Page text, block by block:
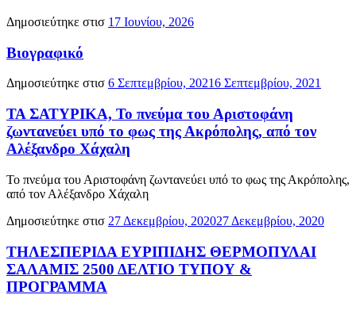
Δημοσιεύτηκε στισ 17 Ιουνίου, 2026
Βιογραφικό
Δημοσιεύτηκε στισ 6 Σεπτεμβρίου, 20216 Σεπτεμβρίου, 2021
ΤΑ ΣΑΤΥΡΙΚΑ, Το πνεύμα του Αριστοφάνη
ζωντανεύει υπό το φως της Ακρόπολης, από τον
Αλέξανδρο Χάχαλη
Το πνεύμα του Αριστοφάνη ζωντανεύει υπό το φως της Ακρόπολης,
από τον Αλέξανδρο Χάχαλη
Δημοσιεύτηκε στισ 27 Δεκεμβρίου, 202027 Δεκεμβρίου, 2020
ΤΗΛΕΣΠΕΡΙΔΑ ΕΥΡΙΠΙΔΗΣ ΘΕΡΜΟΠΥΛΑΙ
ΣΑΛΑΜΙΣ 2500 ΔΕΛΤΙΟ ΤΥΠΟΥ &
ΠΡΟΓΡΑΜΜΑ